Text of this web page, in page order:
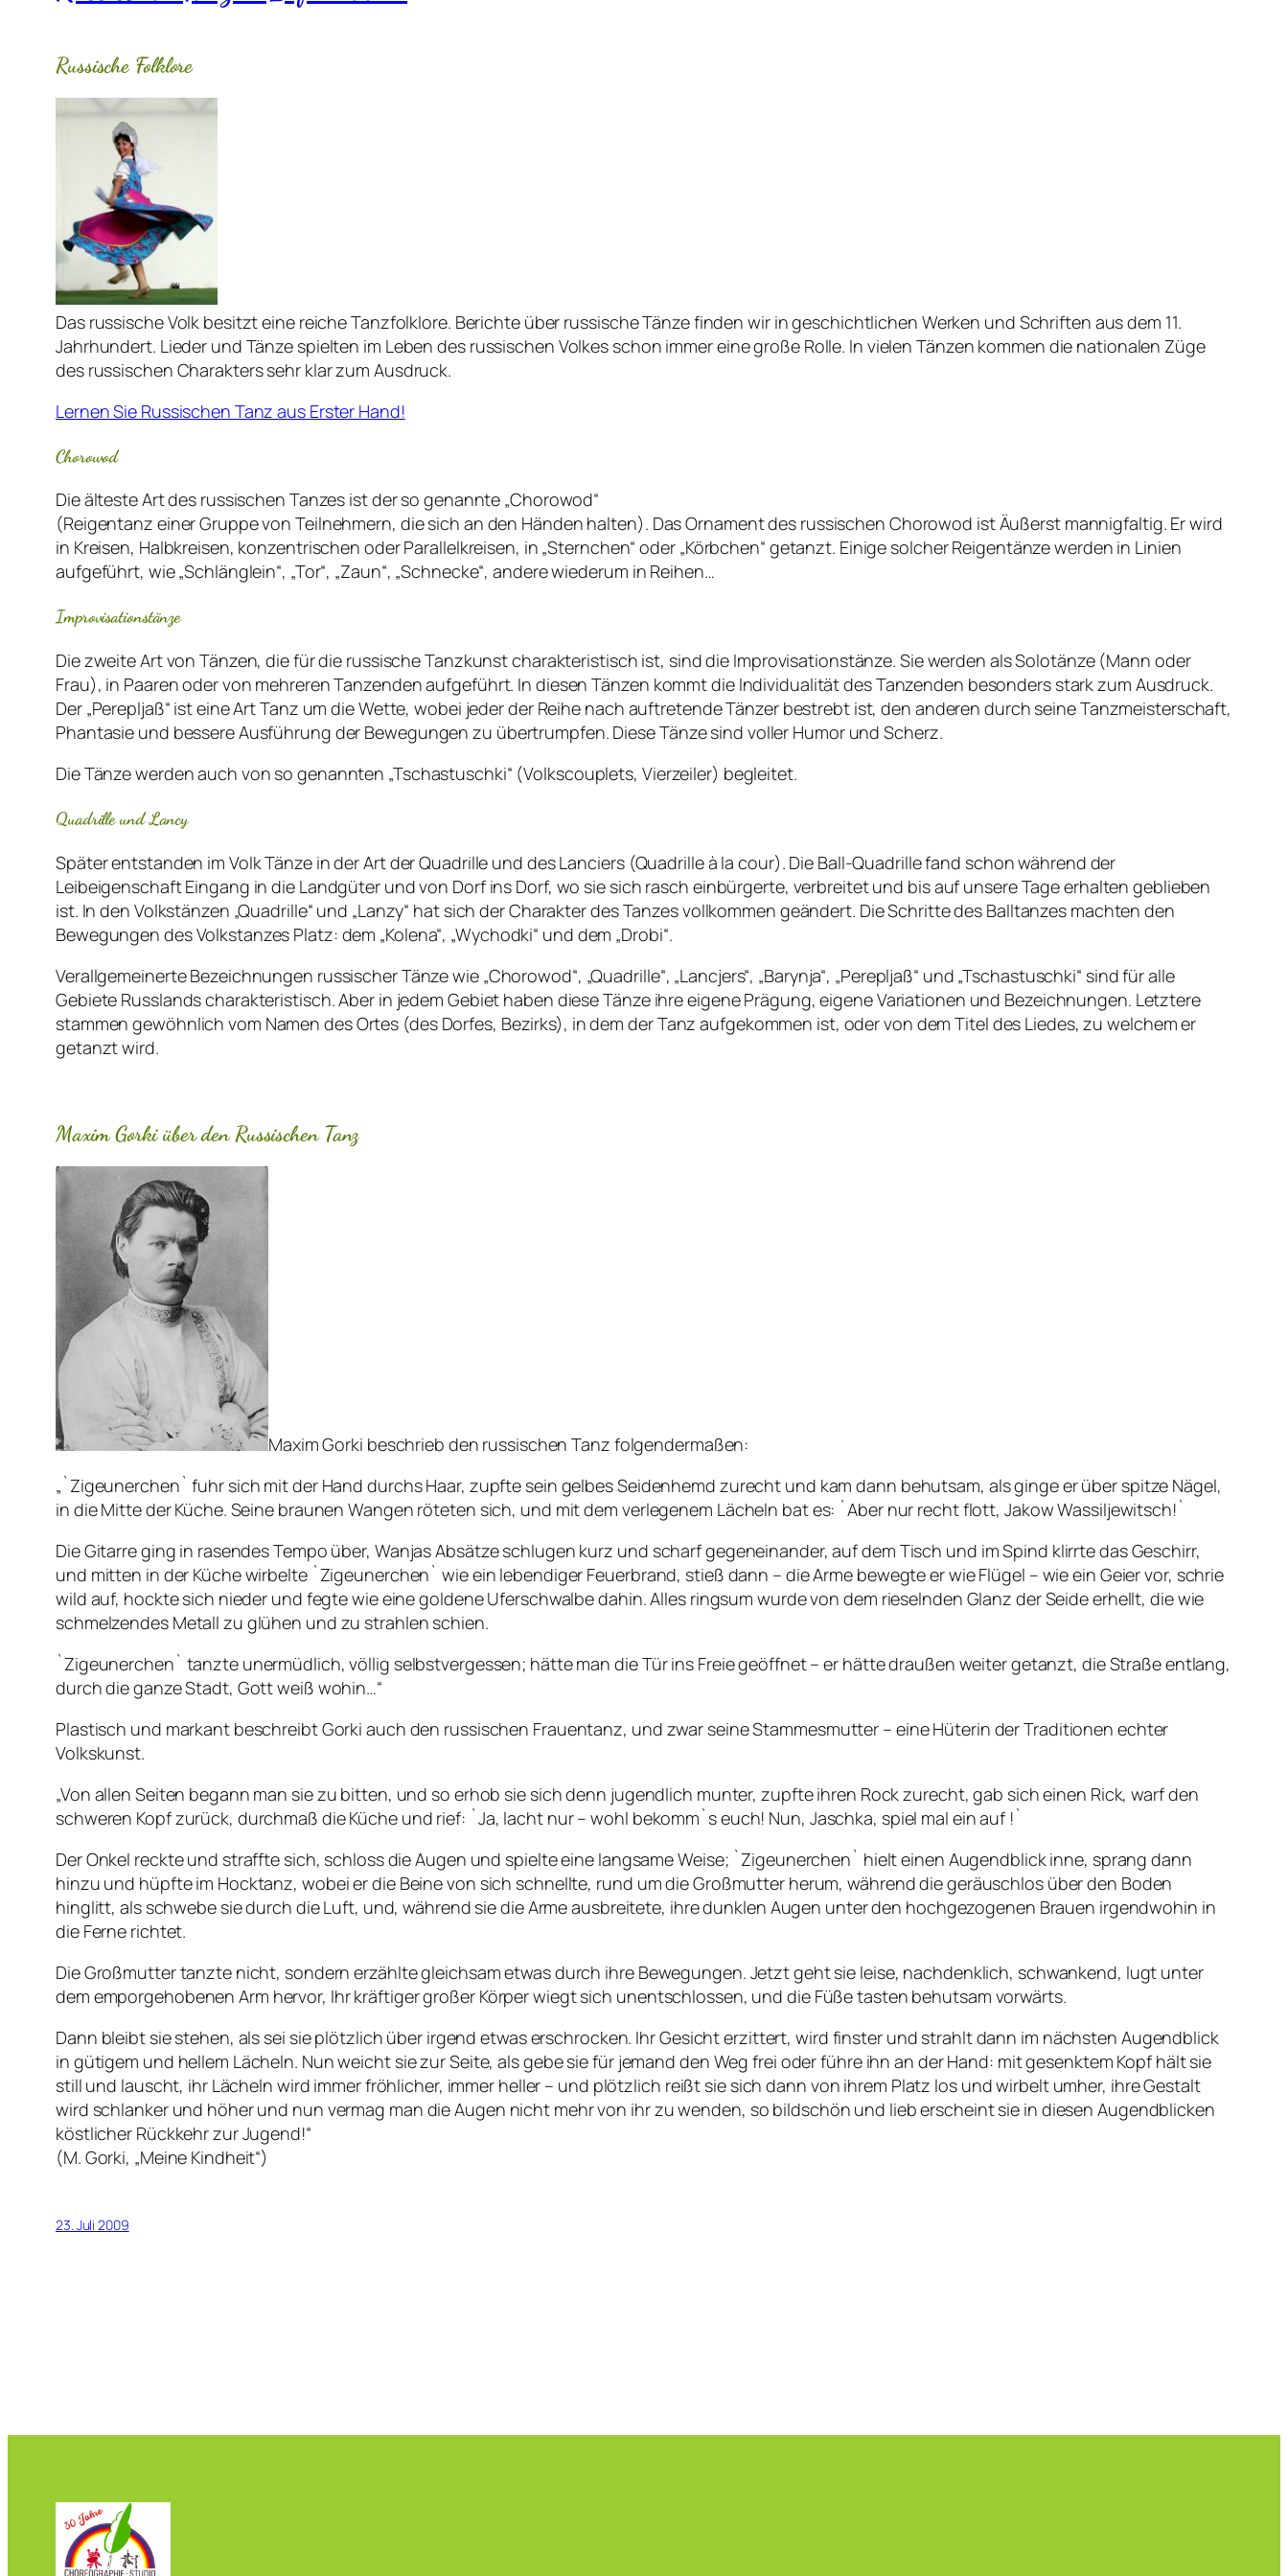
Russische Folklore
Das russische Volk besitzt eine reiche Tanzfolklore. Berichte über russische Tänze finden wir in geschichtlichen Werken und Schriften aus dem 11.
Jahrhundert. Lieder und Tänze spielten im Leben des russischen Volkes schon immer eine große Rolle. In vielen Tänzen kommen die nationalen Züge
des russischen Charakters sehr klar zum Ausdruck.
Lernen Sie Russischen Tanz aus Erster Hand!
Chorowod
Die älteste Art des russischen Tanzes ist der so genannte „Chorowod“
(Reigentanz einer Gruppe von Teilnehmern, die sich an den Händen halten). Das Ornament des russischen Chorowod ist Äußerst mannigfaltig. Er wird
in Kreisen, Halbkreisen, konzentrischen oder Parallelkreisen, in „Sternchen“ oder „Körbchen“ getanzt. Einige solcher Reigentänze werden in Linien
aufgeführt, wie „Schlänglein“, „Tor“, „Zaun“, „Schnecke“, andere wiederum in Reihen…
Improvisationstänze
Die zweite Art von Tänzen, die für die russische Tanzkunst charakteristisch ist, sind die Improvisationstänze. Sie werden als Solotänze (Mann oder
Frau), in Paaren oder von mehreren Tanzenden aufgeführt. In diesen Tänzen kommt die Individualität des Tanzenden besonders stark zum Ausdruck.
Der „Perepljaß“ ist eine Art Tanz um die Wette, wobei jeder der Reihe nach auftretende Tänzer bestrebt ist, den anderen durch seine Tanzmeisterschaft,
Phantasie und bessere Ausführung der Bewegungen zu übertrumpfen. Diese Tänze sind voller Humor und Scherz.
Die Tänze werden auch von so genannten „Tschastuschki“ (Volkscouplets, Vierzeiler) begleitet.
Quadrille und Lancy
Später entstanden im Volk Tänze in der Art der Quadrille und des Lanciers (Quadrille à la cour). Die Ball-Quadrille fand schon während der
Leibeigenschaft Eingang in die Landgüter und von Dorf ins Dorf, wo sie sich rasch einbürgerte, verbreitet und bis auf unsere Tage erhalten geblieben
ist. In den Volkstänzen „Quadrille“ und „Lanzy“ hat sich der Charakter des Tanzes vollkommen geändert. Die Schritte des Balltanzes machten den
Bewegungen des Volkstanzes Platz: dem „Kolena“, „Wychodki“ und dem „Drobi“.
Verallgemeinerte Bezeichnungen russischer Tänze wie „Chorowod“, „Quadrille“, „Lancjers“, „Barynja“, „Perepljaß“ und „Tschastuschki“ sind für alle
Gebiete Russlands charakteristisch. Aber in jedem Gebiet haben diese Tänze ihre eigene Prägung, eigene Variationen und Bezeichnungen. Letztere
stammen gewöhnlich vom Namen des Ortes (des Dorfes, Bezirks), in dem der Tanz aufgekommen ist, oder von dem Titel des Liedes, zu welchem er
getanzt wird.
Maxim Gorki über den Russischen Tanz
Maxim Gorki beschrieb den russischen Tanz folgendermaßen:
„`Zigeunerchen` fuhr sich mit der Hand durchs Haar, zupfte sein gelbes Seidenhemd zurecht und kam dann behutsam, als ginge er über spitze Nägel,
in die Mitte der Küche. Seine braunen Wangen röteten sich, und mit dem verlegenem Lächeln bat es: `Aber nur recht flott, Jakow Wassiljewitsch!`
Die Gitarre ging in rasendes Tempo über, Wanjas Absätze schlugen kurz und scharf gegeneinander, auf dem Tisch und im Spind klirrte das Geschirr,
und mitten in der Küche wirbelte `Zigeunerchen` wie ein lebendiger Feuerbrand, stieß dann – die Arme bewegte er wie Flügel – wie ein Geier vor, schrie
wild auf, hockte sich nieder und fegte wie eine goldene Uferschwalbe dahin. Alles ringsum wurde von dem rieselnden Glanz der Seide erhellt, die wie
schmelzendes Metall zu glühen und zu strahlen schien.
`Zigeunerchen` tanzte unermüdlich, völlig selbstvergessen; hätte man die Tür ins Freie geöffnet – er hätte draußen weiter getanzt, die Straße entlang,
durch die ganze Stadt, Gott weiß wohin…“
Plastisch und markant beschreibt Gorki auch den russischen Frauentanz, und zwar seine Stammesmutter – eine Hüterin der Traditionen echter
Volkskunst.
„Von allen Seiten begann man sie zu bitten, und so erhob sie sich denn jugendlich munter, zupfte ihren Rock zurecht, gab sich einen Rick, warf den
schweren Kopf zurück, durchmaß die Küche und rief: `Ja, lacht nur – wohl bekomm`s euch! Nun, Jaschka, spiel mal ein auf !`
Der Onkel reckte und straffte sich, schloss die Augen und spielte eine langsame Weise; `Zigeunerchen` hielt einen Augendblick inne, sprang dann
hinzu und hüpfte im Hocktanz, wobei er die Beine von sich schnellte, rund um die Großmutter herum, während die geräuschlos über den Boden
hinglitt, als schwebe sie durch die Luft, und, während sie die Arme ausbreitete, ihre dunklen Augen unter den hochgezogenen Brauen irgendwohin in
die Ferne richtet.
Die Großmutter tanzte nicht, sondern erzählte gleichsam etwas durch ihre Bewegungen. Jetzt geht sie leise, nachdenklich, schwankend, lugt unter
dem emporgehobenen Arm hervor, Ihr kräftiger großer Körper wiegt sich unentschlossen, und die Füße tasten behutsam vorwärts.
Dann bleibt sie stehen, als sei sie plötzlich über irgend etwas erschrocken. Ihr Gesicht erzittert, wird finster und strahlt dann im nächsten Augendblick
in gütigem und hellem Lächeln. Nun weicht sie zur Seite, als gebe sie für jemand den Weg frei oder führe ihn an der Hand: mit gesenktem Kopf hält sie
still und lauscht, ihr Lächeln wird immer fröhlicher, immer heller – und plötzlich reißt sie sich dann von ihrem Platz los und wirbelt umher, ihre Gestalt
wird schlanker und höher und nun vermag man die Augen nicht mehr von ihr zu wenden, so bildschön und lieb erscheint sie in diesen Augendblicken
köstlicher Rückkehr zur Jugend!“
(M. Gorki, „Meine Kindheit“)
23. Juli 2009